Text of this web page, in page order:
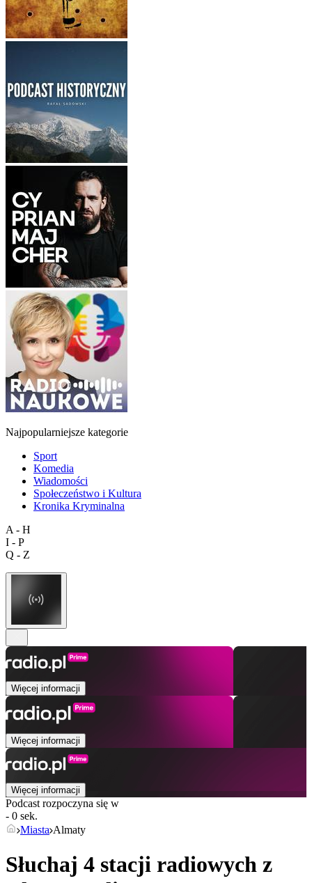
Najpopularniejsze kategorie
Sport
Komedia
Wiadomości
Społeczeństwo i Kultura
Kronika Kryminalna
A - H
I - P
Q - Z
Więcej informacji
Więcej informacji
Więcej informacji
Podcast rozpoczyna się w
- 0 sek.
Miasta Almaty
Słuchaj 4 stacji radiowych z